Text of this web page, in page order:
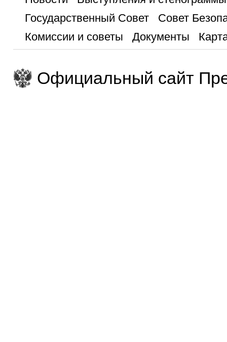
Государственный Совет
Совет
Комиссии и советы
Документы
Официальный сайт